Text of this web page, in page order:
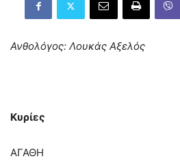
Ανθολόγος: Λουκάς Αξελός
Κυρίες
ΑΓΑΘΗ